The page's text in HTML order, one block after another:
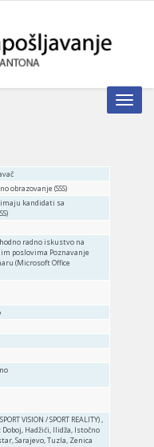
Toggle
obrazovanje (SSS)
imaju kandidati sa
radno iskustvo na
poslovima Poznavanje
(Microsoft Office
VISION / SPORT REALITY) ,
Doboj, Hadžići, Ilidža, Istočno
Sarajevo, Tuzla, Zenica